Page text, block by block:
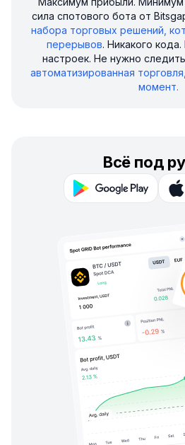
сила спотового бота от
набора торговых решений,
перерывов. Никакого
настроек. Не нужно
автоматизированная
момент.
Всё под